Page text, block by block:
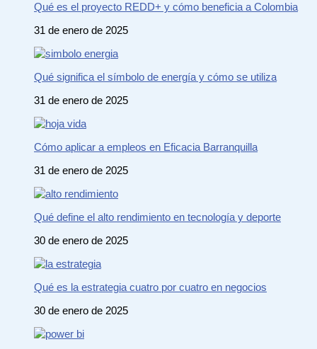
Qué es el proyecto REDD+ y cómo beneficia a Colombia
31 de enero de 2025
Qué significa el símbolo de energía y cómo se utiliza
31 de enero de 2025
Cómo aplicar a empleos en Eficacia Barranquilla
31 de enero de 2025
Qué define el alto rendimiento en tecnología y deporte
30 de enero de 2025
Qué es la estrategia cuatro por cuatro en negocios
30 de enero de 2025